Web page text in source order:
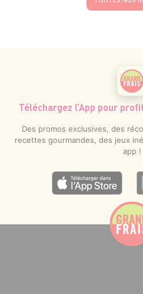
Téléchargez l’App pour
Des promos exclusives, des
recettes gourmandes, des jeux
app !